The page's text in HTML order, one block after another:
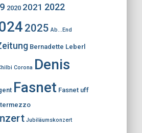
2020 2021 2022
2025 Ab...End
Bernadette Leberl
Corona Denis
Fasnet Fasnet uff
Jubiläumskonzert